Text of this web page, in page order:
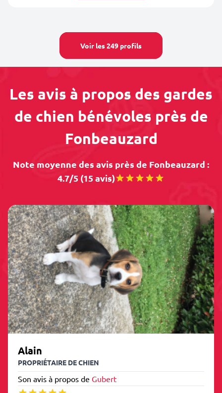
Voir les 249 profils
Les avis à propos des gardes
de chien bénévoles près de
Fonbeauzard
Note moyenne des avis près de Fonbeauzard :
4.7/5 (15 avis)
Alain
PROPRIÉTAIRE DE CHIEN
Son avis à propos de Gubert